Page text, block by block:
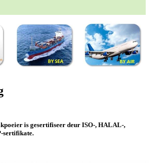
is gesertifiseer deur ISO-, HALAL-,
sertifikate.